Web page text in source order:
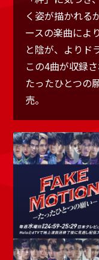
く姿が描かれる
ースの楽曲によ
と陰が、よりド
この4曲が収録
たったひとつの
売。